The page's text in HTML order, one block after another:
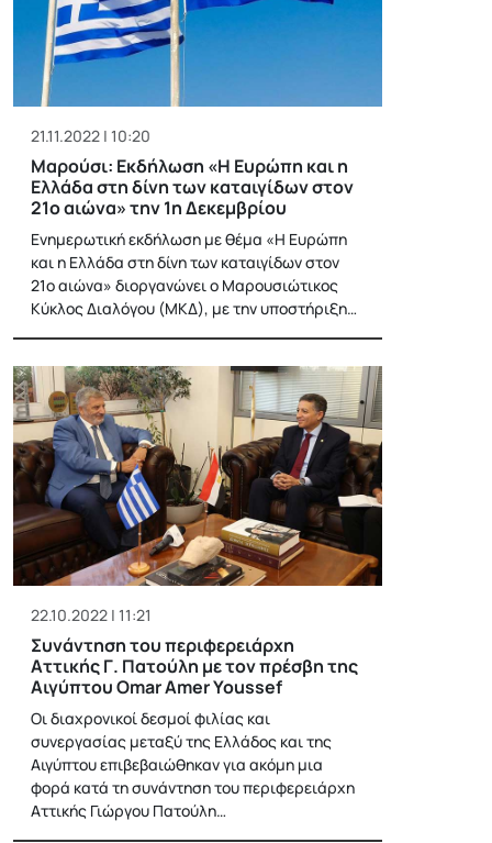
21.11.2022 | 10:20
Μαρούσι: Εκδήλωση «Η Ευρώπη και η
Ελλάδα στη δίνη των καταιγίδων στον
21ο αιώνα» την 1η Δεκεμβρίου
Ενημερωτική εκδήλωση με θέμα «Η Ευρώπη
και η Ελλάδα στη δίνη των καταιγίδων στον
21ο αιώνα» διοργανώνει ο Μαρουσιώτικος
Κύκλος Διαλόγου (ΜΚΔ), με την υποστήριξη…
22.10.2022 | 11:21
Συνάντηση του περιφερειάρχη
Αττικής Γ. Πατούλη με τον πρέσβη της
Αιγύπτου Omar Amer Youssef
Οι διαχρονικοί δεσμοί φιλίας και
συνεργασίας μεταξύ της Ελλάδος και της
Αιγύπτου επιβεβαιώθηκαν για ακόμη μια
φορά κατά τη συνάντηση του περιφερειάρχη
Αττικής Γιώργου Πατούλη…